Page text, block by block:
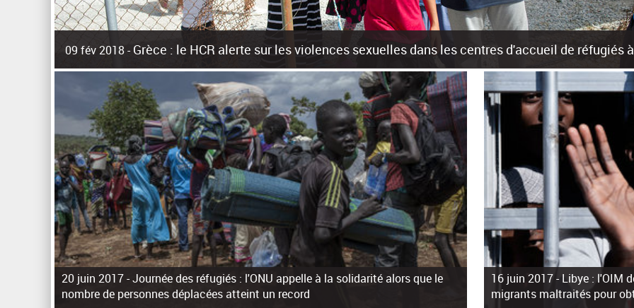
09 fév 2018 - Grèce : le HCR alerte sur les violences sexuelles dans les centres d'accueil de réfugiés
La surpopulation des centres d'accueil de réfugiés et migrants sur les îles grecques est source de violences et de harcèlement
Unies pour
20 juin 2017 -Journée des réfugiés : l'ONU appelle à la solidarité alors que le
nombre de personnes déplacées atteint un record
16 juin 2017 -Libye : l'OIM
migrants maltraités pour